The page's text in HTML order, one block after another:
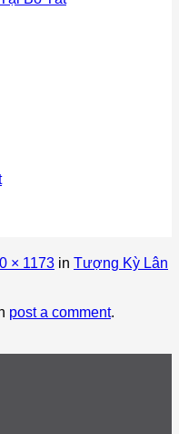
× 1173 in Tượng Kỳ Lân
post a comment.